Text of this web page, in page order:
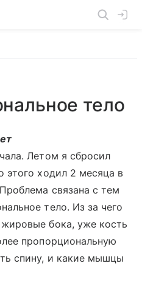
тело
Летом я сбросил
этого ходил 2 месяца в
связана с тем
тело. Из за чего
бока, уже кость
пропорциональную
спину, и какие мышцы